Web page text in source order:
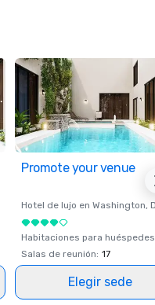
Promote your venue
Hotel de lujo en Washington,
Habitaciones para huéspedes
Salas de reunión: 17
Elegir sede